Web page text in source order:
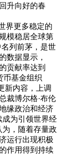
升向好的春
界更多稳定的
模稳居全球第
列前茅，是世
数据显示，
贡献率达到
币基金组织
新内容，上调
裁博尔格·布伦
缘政治和经济
成为引领世界经
，随着存量政
运行出现积极
作用得到持续